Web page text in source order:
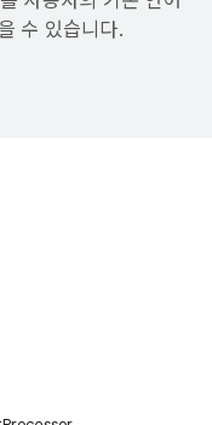
수 있습니다.